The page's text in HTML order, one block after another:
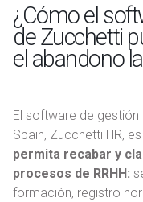
¿Cómo el
de Zucchetti
el abandono
El software de
Spain, Zucchetti HR,
permita recabar y
procesos de RRHH:
formación, registro